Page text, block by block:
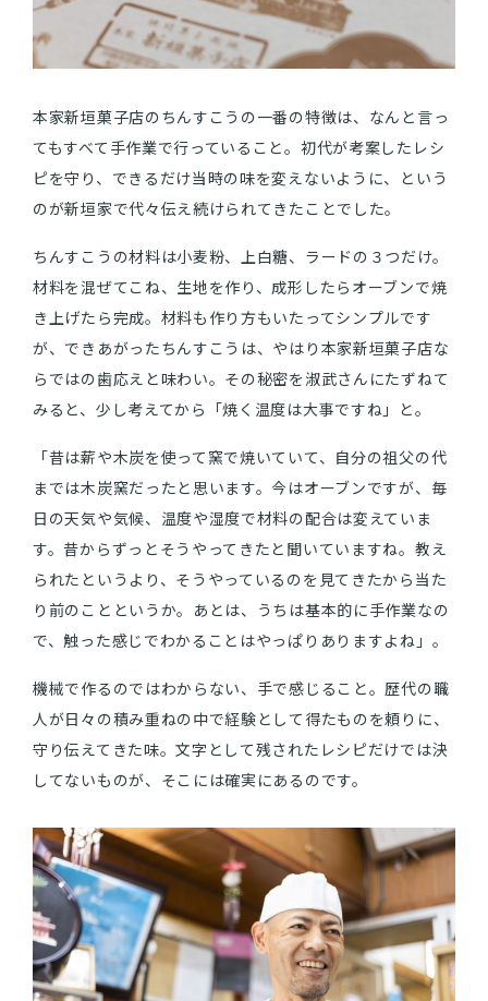
本家新垣菓子店のちんすこうの一番の特徴は、なんと言っ
てもすべて手作業で行っていること。初代が考案したレシ
ピを守り、できるだけ当時の味を変えないように、という
のが新垣家で代々伝え続けられてきたことでした。
ちんすこうの材料は小麦粉、上白糖、ラードの３つだけ。
材料を混ぜてこね、生地を作り、成形したらオーブンで焼
き上げたら完成。材料も作り方もいたってシンプルです
が、できあがったちんすこうは、やはり本家新垣菓子店な
らではの歯応えと味わい。その秘密を淑武さんにたずねて
みると、少し考えてから「焼く温度は大事ですね」と。
「昔は薪や木炭を使って窯で焼いていて、自分の祖父の代
までは木炭窯だったと思います。今はオーブンですが、毎
日の天気や気候、温度や湿度で材料の配合は変えていま
す。昔からずっとそうやってきたと聞いていますね。教え
られたというより、そうやっているのを見てきたから当た
り前のことというか。あとは、うちは基本的に手作業なの
で、触った感じでわかることはやっぱりありますよね」。
機械で作るのではわからない、手で感じること。歴代の職
人が日々の積み重ねの中で経験として得たものを頼りに、
守り伝えてきた味。文字として残されたレシピだけでは決
してないものが、そこには確実にあるのです。